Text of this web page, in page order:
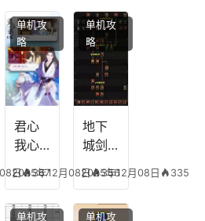
技
能，
失心
符命
中后
附加
五雷
搭配
阵
容，
复古
传奇
英雄
版哪
个组
合平
日 367
君心
我心
宫攻
略，
2025年12月08日 356
单机攻
略
地下
城剑
能加
点
2025年12月08日 335
单机攻
略
单机攻
单机攻